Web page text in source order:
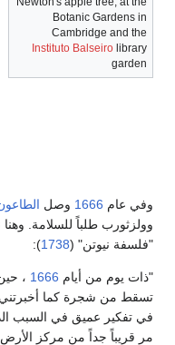
Botanic Gardens in
Cambridge and the
Instituto Balseiro library
garden
وفي عام 1666 وصل
وولزثورب طلباً للسلامة.
"فلسفة نيوتن" (1738
):
"ذات يوم من أيام 1666 ،
تسقط من شجرة كما أخبرتني
في تفكير عميق في السبب
مر قريباً جداً من مركز